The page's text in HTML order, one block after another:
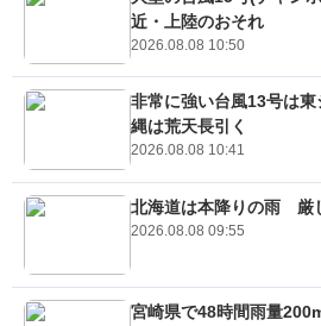
近・上陸のおそれ
2026.08.08 10:50
非常に強い台風13号は
縄は荒天長引く
2026.08.08 10:41
北海道は本降りの雨 厳
2026.08.08 09:55
宮崎県で48時間雨量